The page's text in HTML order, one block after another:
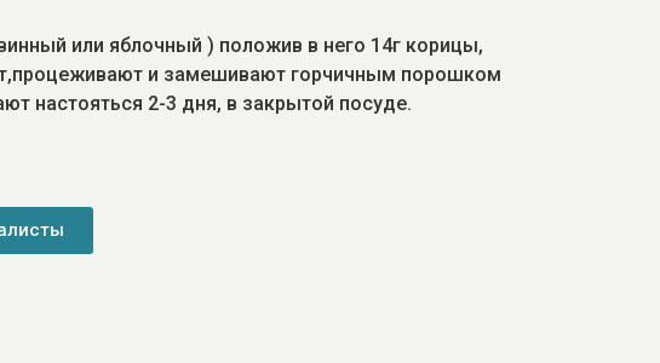
или яблочный ) положив в него 14г корицы,
и замешивают горчичным порошком
настояться 2-3 дня, в закрытой посуде.